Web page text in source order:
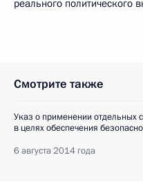
реального политического
Смотрите также
Указ о применении отдельных
в целях обеспечения
6 августа 2014 года